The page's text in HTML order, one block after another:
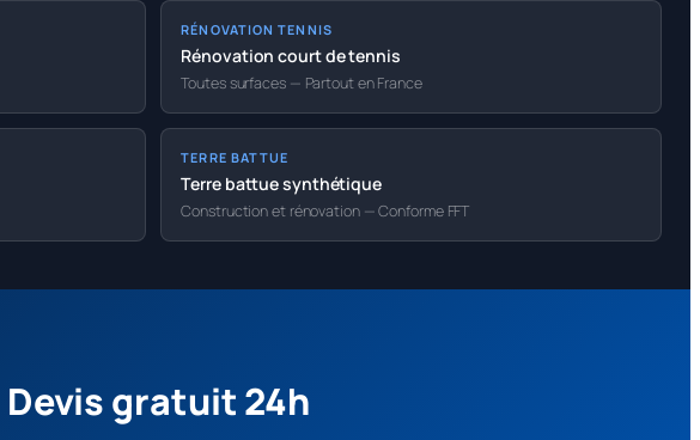
RÉNOVATION TENNIS
Rénovation court de tennis
Toutes surfaces — Partout en France
TERRE BATTUE
Terre battue synthétique
Construction et rénovation — Conforme FFT
gratuit 24h